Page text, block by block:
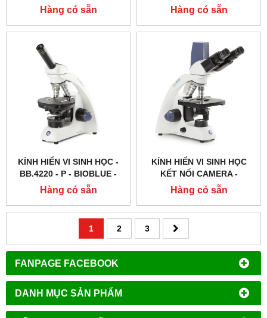
FANPAGE FACEBOOK
DANH MỤC SẢN PHẨM
BIOBLUE - EUROMEX - HÀ
LAN
Hàng có sẵn
EUROMEX - HÀ LAN
Hàng có sẵn
KÍNH HIỂN VI SINH HỌC -
BB.4220 ‑ P - BIOBLUE -
EUROMEX - HÀ LAN
Hàng có sẵn
KÍNH HIỂN VI SINH HỌC
KẾT NỐI CAMERA -
BB.4269 - BIOBLUE -
EUROMEX - HÀ LAN
Hàng có sẵn
1 2 3